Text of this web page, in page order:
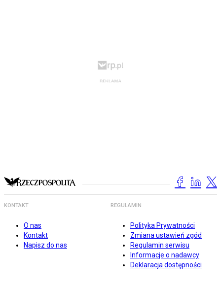
KONTAKT
O nas
Kontakt
Napisz do nas
REGULAMIN
Polityka Prywatności
Zmiana ustawień zgód
Regulamin serwisu
Informacje o nadawcy
Deklaracja dostępności